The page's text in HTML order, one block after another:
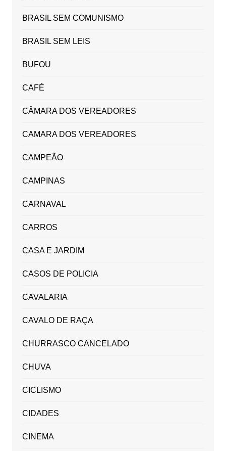
BRASIL SEM COMUNISMO
BRASIL SEM LEIS
BUFOU
CAFÉ
CÂMARA DOS VEREADORES
CAMARA DOS VEREADORES
CAMPEÃO
CAMPINAS
CARNAVAL
CARROS
CASA E JARDIM
CASOS DE POLICIA
CAVALARIA
CAVALO DE RAÇA
CHURRASCO CANCELADO
CHUVA
CICLISMO
CIDADES
CINEMA